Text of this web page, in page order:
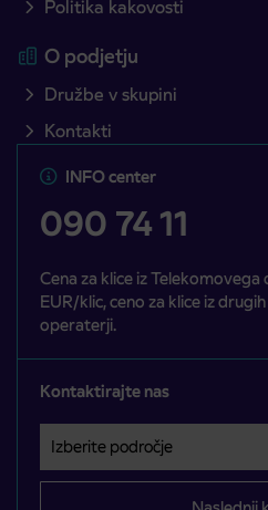
Politika kakovosti
O podjetju
Družbe v skupini
Kontakti
INFO center
090 74 11
Cena za klice iz Telekomovega
EUR/klic, ceno za klice iz
operaterji.
Kontaktirajte nas
Izberite področje
Področje je obvezno izbrati.